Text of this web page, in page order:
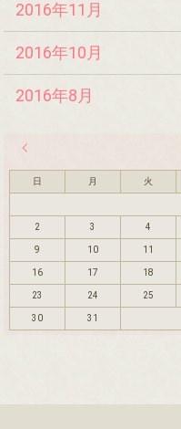
2016年11月
2016年10月
2016年8月
日 月 火
2 3 4
9 10 11
16 17 18
23 24 25
30 31